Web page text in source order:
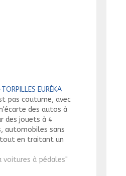
EURÉKA
pas coutume, avec
des autos à
des jouets à 4
automobiles sans
tout en traitant un
cher, la marque
de 1924 on trouve
voitures à pédales"